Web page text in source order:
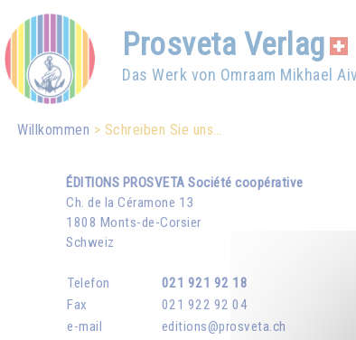
Prosveta Verlag
Das Werk von Omraam Mikhael
Willkommen Schreiben Sie uns…
ÉDITIONS PROSVETA Société coopérative
Ch. de la Céramone 13
1808 Monts-de-Corsier
Schweiz
Telefon
021 921 92 18
Fax
021 922 92 04
e-mail
editions@prosveta.ch